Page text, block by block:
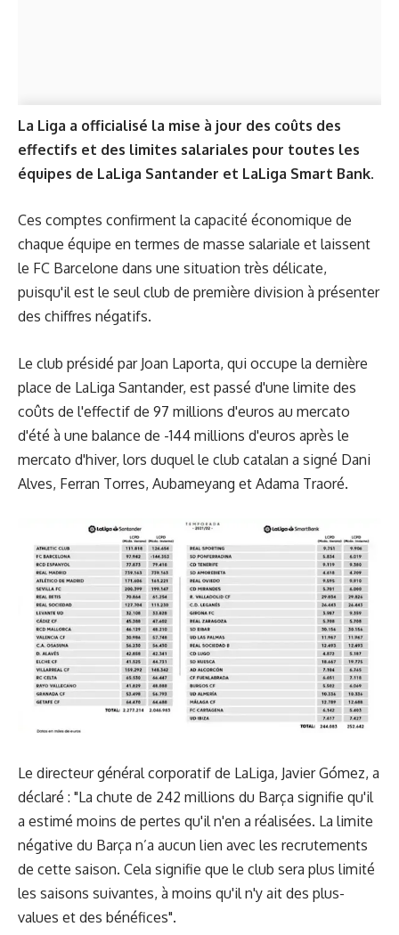
La Liga a officialisé la mise à jour des coûts des
effectifs et des limites salariales pour toutes les
équipes de LaLiga Santander et LaLiga Smart Bank.
Ces comptes confirment la capacité économique de
chaque équipe en termes de masse salariale et laissent
le FC Barcelone dans une situation très délicate,
puisqu'il est le seul club de première division à présenter
des chiffres négatifs.
Le club présidé par Joan Laporta, qui occupe la dernière
place de LaLiga Santander, est passé d'une limite des
coûts de l'effectif de 97 millions d'euros au mercato
d'été à une balance de -144 millions d'euros après le
mercato d'hiver, lors duquel le club catalan a signé Dani
Alves, Ferran Torres, Aubameyang et Adama Traoré.
Le directeur général corporatif de LaLiga, Javier Gómez, a
déclaré : "La chute de 242 millions du Barça signifie qu'il
a estimé moins de pertes qu'il n'en a réalisées. La limite
négative du Barça n’a aucun lien avec les recrutements
de cette saison. Cela signifie que le club sera plus limité
les saisons suivantes, à moins qu'il n'y ait des plus-
values et des bénéfices".